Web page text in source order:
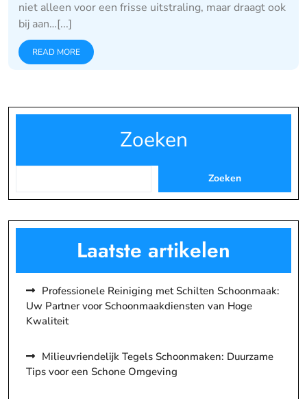
niet alleen voor een frisse uitstraling, maar draagt ook
bij aan…[...]
READ MORE
Zoeken
Zoeken
Laatste artikelen
Professionele Reiniging met Schilten Schoonmaak:
Uw Partner voor Schoonmaakdiensten van Hoge
Kwaliteit
Milieuvriendelijk Tegels Schoonmaken: Duurzame
Tips voor een Schone Omgeving